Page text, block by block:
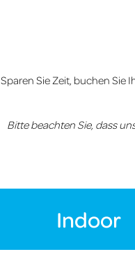
Sparen Sie Zeit, buchen Sie
Bitte beachten Sie, dass
Indoor